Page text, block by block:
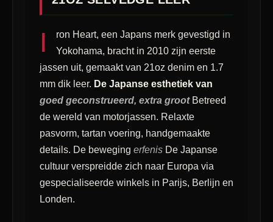
I
ron Heart, een Japans merk gevestigd in
Yokohama, bracht in 2010 zijn eerste
jassen uit, gemaakt van 21oz denim en 1.7
mm dik leer. De Japanse esthetiek van
goed geconstrueerd, extra grootBetreed
de wereld van motorjassen. Relaxte
pasvorm, tartan voering, handgemaakte
details. De beweging erfenis De Japanse
cultuur verspreidde zich naar Europa via
gespecialiseerde winkels in Parijs, Berlijn en
Londen.